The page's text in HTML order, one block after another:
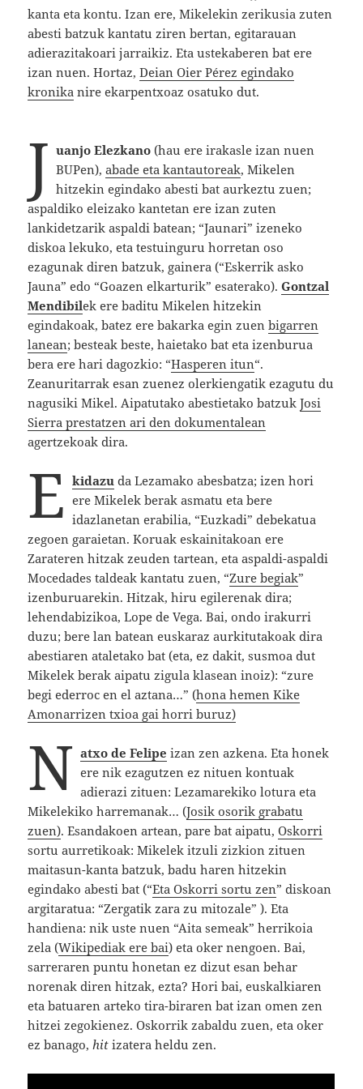
kanta eta kontu. Izan ere, Mikelekin zerikusia zuten
abesti batzuk kantatu ziren bertan, egitarauan
adierazitakoari jarraikiz. Eta ustekaberen bat ere
izan nuen. Hortaz,Deian Oier Pérez egindako
kronika nire ekarpentxoaz osatuko dut.
J uanjo Elezkano(hau ere irakasle izan nuen
BUPen), abade eta kantautoreak, Mikelen
hitzekin egindako abesti bat aurkeztu zuen;
aspaldiko eleizako kantetan ere izan zuten
lankidetzarik aspaldi batean; “Jaunari” izeneko
diskoa lekuko, eta testuinguru horretan oso
ezagunak diren batzuk, gainera (“Eskerrik asko
Jauna” edo “Goazen elkarturik” esaterako).Gontzal
Mendibilek ere baditu Mikelen hitzekin
egindakoak, batez ere bakarka egin zuenbigarren
lanean; besteak beste, haietako bat eta izenburua
bera ere hari dagozkio: “Hasperen itun“.
Zeanuritarrak esan zuenez olerkiengatik ezagutu du
nagusiki Mikel. Aipatutako abestietako batzukJosi
Sierra prestatzen ari den dokumentalean
agertzekoak dira.
E kidazuda Lezamako abesbatza; izen hori
ere Mikelek berak asmatu eta bere
idazlanetan erabilia, “Euzkadi” debekatua
zegoen garaietan. Koruak eskainitakoan ere
Zarateren hitzak zeuden tartean, eta aspaldi-aspaldi
Mocedades taldeak kantatu zuen, “Zure begiak”
izenburuarekin. Hitzak, hiru egilerenak dira;
lehendabizikoa, Lope de Vega. Bai, ondo irakurri
duzu; bere lan batean euskaraz aurkitutakoak dira
abestiaren ataletako bat (eta, ez dakit, susmoa dut
Mikelek berak aipatu zigula klasean inoiz): “zure
begi ederroc en el aztana…” (hona hemen Kike
Amonarrizen txioa gai horri buruz)
N atxo de Felipe izan zen azkena. Eta honek
ere nik ezagutzen ez nituen kontuak
adierazi zituen: Lezamarekiko lotura eta
Mikelekiko harremanak… (Josik osorik grabatu
zuen). Esandakoen artean, pare bat aipatu,Oskorri
sortu aurretikoak: Mikelek itzuli zizkion zituen
maitasun-kanta batzuk, badu haren hitzekin
egindako abesti bat (“Eta Oskorri sortu zen” diskoan
argitaratua: “Zergatik zara zu mitozale” ). Eta
handiena: nik uste nuen “Aita semeak” herrikoia
zela (Wikipediak ere bai) eta oker nengoen. Bai,
sarreraren puntu honetan ez dizut esan behar
norenak diren hitzak, ezta? Hori bai, euskalkiaren
eta batuaren arteko tira-biraren bat izan omen zen
hitzei zegokienez. Oskorrik zabaldu zuen, eta oker
ez banago,hit izatera heldu zen.